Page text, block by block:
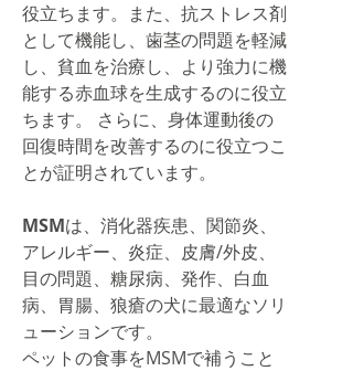
役立ちます。また、抗ストレス剤
として機能し、歯茎の問題を軽減
し、貧血を治療し、より強力に機
能する赤血球を生成するのに役立
ちます。 さらに、身体運動後の
回復時間を改善するのに役立つこ
とが証明されています。
MSMは、消化器疾患、関節炎、
アレルギー、炎症、皮膚/外皮、
目の問題、糖尿病、発作、白血
病、胃腸、狼瘡の犬に最適なソリ
ューションです。
ペットの食事をMSMで補うこと